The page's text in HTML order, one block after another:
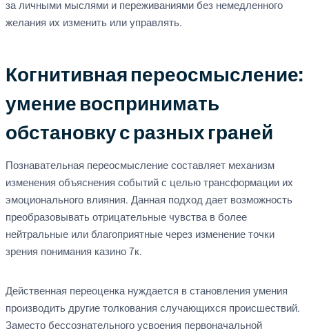
за личными мыслями и переживаниями без немедленного
желания их изменить или управлять.
Когнитивная переосмысление:
умение воспринимать
обстановку с разных граней
Познавательная переосмысление составляет механизм
изменения объяснения событий с целью трансформации их
эмоционального влияния. Данная подход дает возможность
преобразовывать отрицательные чувства в более
нейтральные или благоприятные через изменение точки
зрения понимания казино 7к.
Действенная переоценка нуждается в становления умения
производить другие толкования случающихся происшествий.
Заместо бессознательного усвоения первоначальной